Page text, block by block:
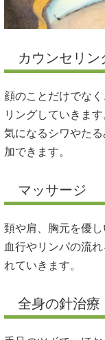
カウンセリン
顔のことだけでな
リングしていきます
気になるシワやた
加できます。
マッサージ
頚や肩、胸元を優し
血行やリンパの流
れていきます。
全身の針治療